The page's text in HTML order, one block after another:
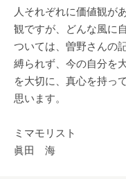
人それぞれに価値観が
観ですが、どんな風に
ついては、曽野さんの
縛られず、今の自分を
を大切に、真心を持っ
思います。
ミマモリスト
眞田 海